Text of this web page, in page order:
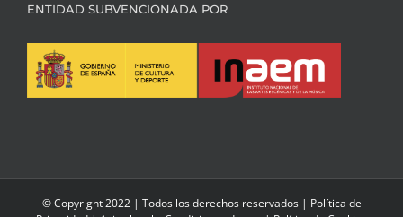
ENTIDAD SUBVENCIONADA POR
© Copyright 2022 | Todos los derechos reservados | Política de